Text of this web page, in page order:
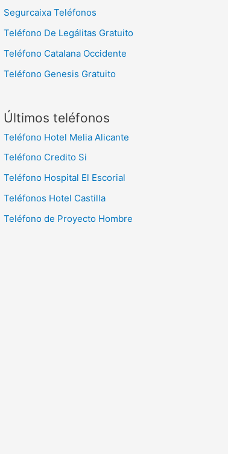
Segurcaixa Teléfonos
Teléfono De Legálitas Gratuito
Teléfono Catalana Occidente
Teléfono Genesis Gratuito
Últimos teléfonos
Teléfono Hotel Melia Alicante
Teléfono Credito Si
Teléfono Hospital El Escorial
Teléfonos Hotel Castilla
Teléfono de Proyecto Hombre